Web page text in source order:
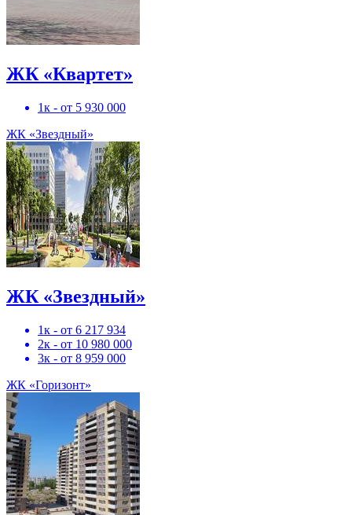
ЖК «Квартет»
1к - от 5 930 000
ЖК «Звездный»
ЖК «Звездный»
1к - от 6 217 934
2к - от 10 980 000
3к - от 8 959 000
ЖК «Горизонт»